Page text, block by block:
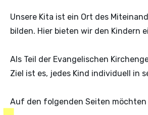
Unsere Kita ist ein Ort des
bilden. Hier bieten wir den Kindern
Als Teil der Evangelischen
Ziel ist es, jedes Kind individuell in
Auf den folgenden Seiten möchten